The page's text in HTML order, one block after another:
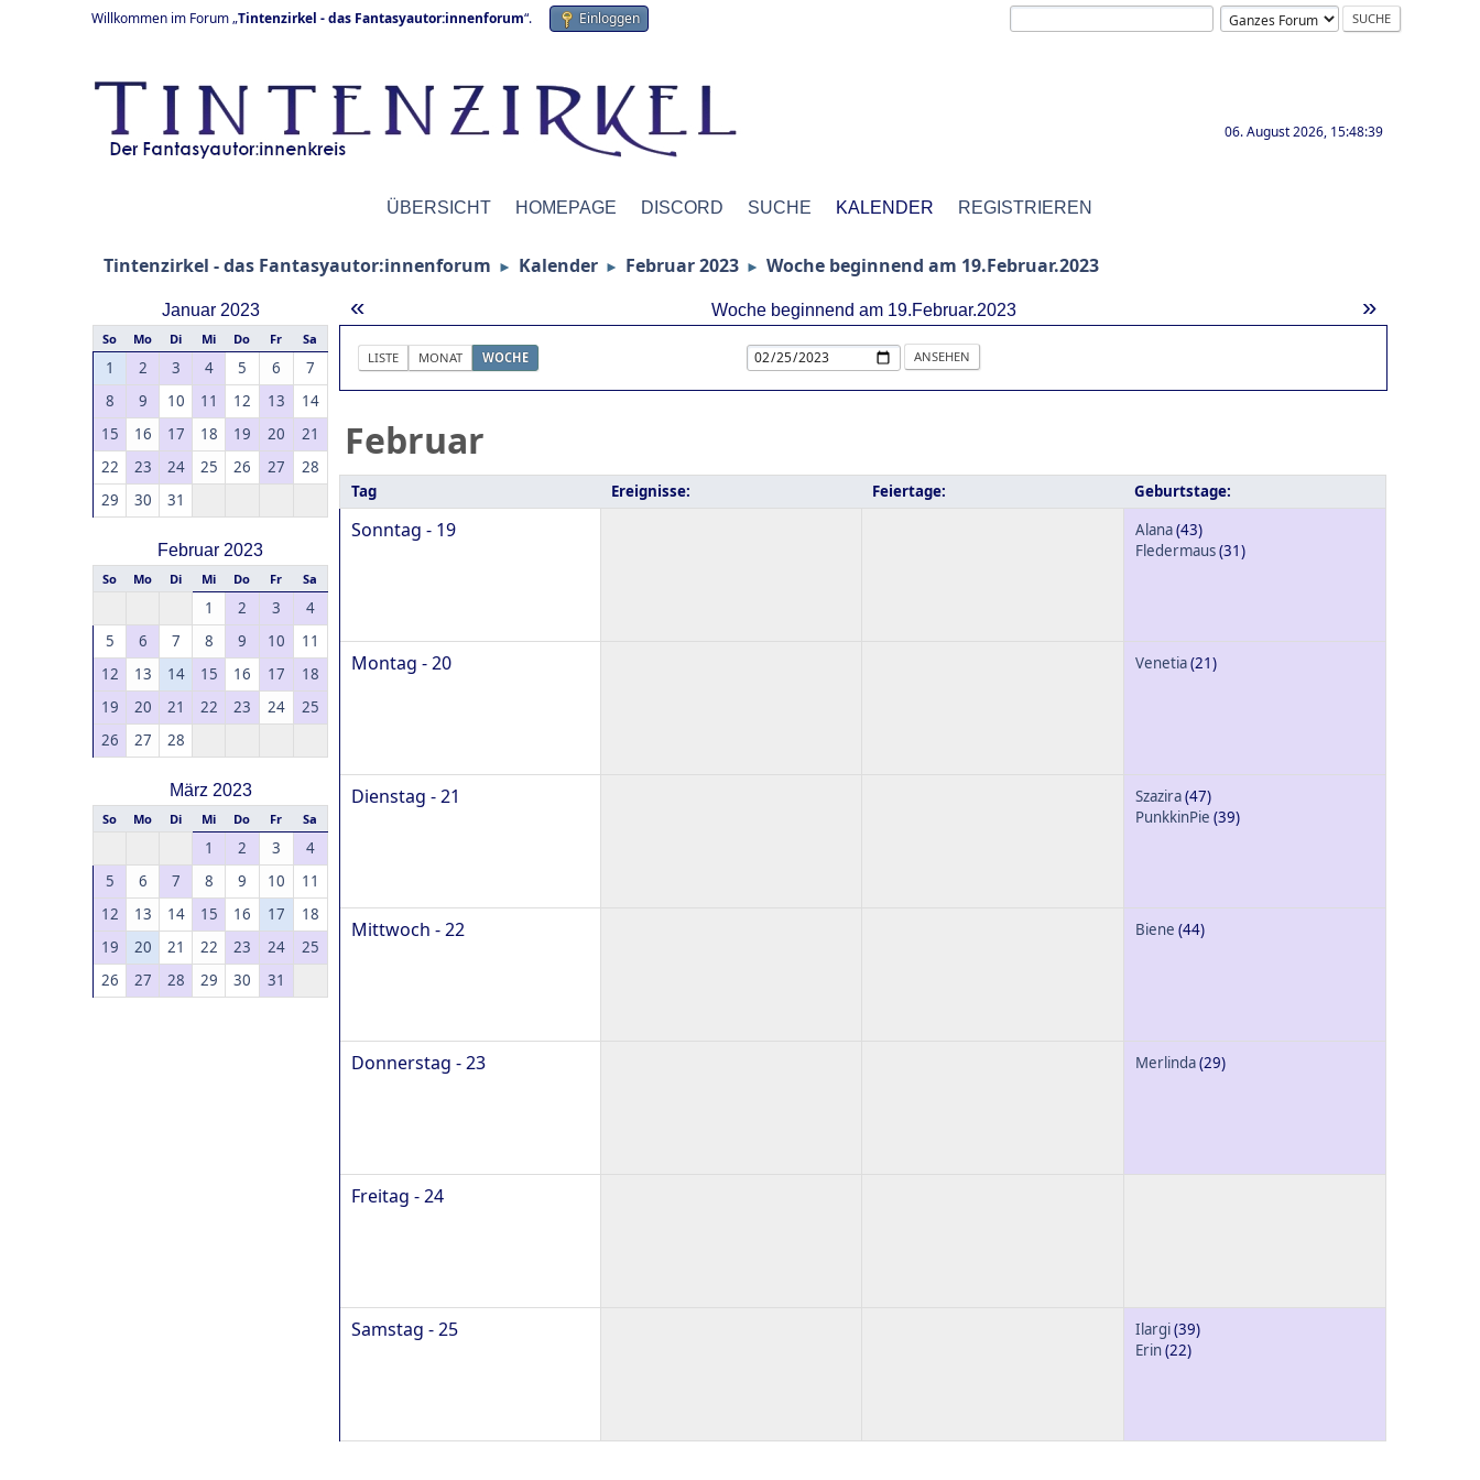
Willkommen im Forum „Tintenzirkel - das Fantasyautor:innenforum“. Einloggen
06. August 2026, 15:48:39
ÜBERSICHT HOMEPAGE DISCORD SUCHE KALENDER REGISTRIEREN
Tintenzirkel - das Fantasyautor:innenforum ► Kalender ► Februar 2023 ► Woche beginnend am 19.Februar.2023
Januar 2023
So Mo Di Mi Do Fr Sa
1 2 3 4 5 6
7
8
9 10 11 12 13
14
15
16 17 18 19 20
21
22
23 24 25 26 27
28
29
30 31
Februar 2023
So Mo Di Mi Do Fr Sa
1 2 3
4
5
6 7 8 9 10
11
12
13 14 15 16 17
18
19
20 21 22 23 24
25
26
27 28
März 2023
So Mo Di Mi Do Fr Sa
1 2 3
4
5
6 7 8 9 10
11
12
13 14 15 16 17
18
19
20 21 22 23 24
25
26
27 28 29 30 31
« »
Woche beginnend am 19.Februar.2023
LISTE MONAT WOCHE
Februar
Tag Ereignisse: Feiertage: Geburtstage:
Sonntag - 19 Alana(43)
Fledermaus(31)
Montag - 20 Venetia(21)
Dienstag - 21 Szazira(47)
PunkkinPie (39)
Mittwoch - 22 Biene (44)
Donnerstag - 23 Merlinda(29)
Freitag - 24
Samstag - 25 Ilargi(39)
Erin(22)